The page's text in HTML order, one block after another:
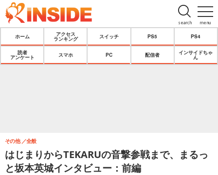
menu
search
ホーム
アクセス
ランキング
スイッチ PS5 PS4
読者
アンケート
スマホ PC 配信者
インサイドちゃ
ん
はじまりからTEKARUの音撃参戦まで、まるっ
と坂本英城インタビュー：前編
その他 全般